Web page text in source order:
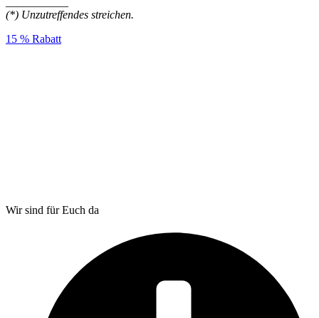
(*) Unzutreffendes streichen.
15 % Rabatt
Wir sind für Euch da